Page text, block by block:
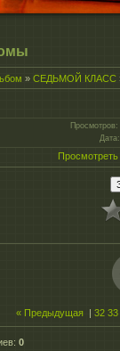
» СЕДЬМОЙ КЛАСС
Просмотров:
Дата
« Предыдущая 32 33
: 0